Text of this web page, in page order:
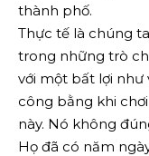
thành phố.
Thực tế là chúng
trong những trò
với một bất lợi như
công bằng khi
này. Nó không
Họ đã có năm